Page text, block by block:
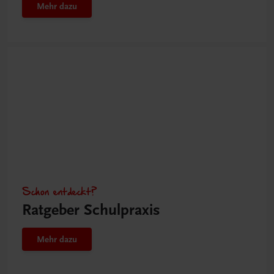
Mehr dazu
Schon entdeckt?
Ratgeber Schulpraxis
Mehr dazu